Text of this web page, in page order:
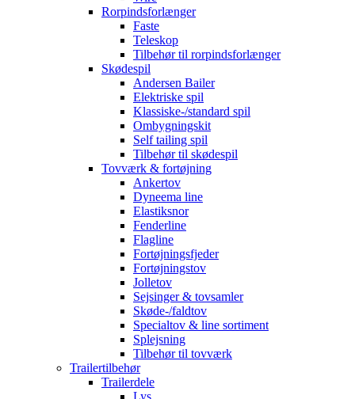
Rorpindsforlænger
Faste
Teleskop
Tilbehør til rorpindsforlænger
Skødespil
Andersen Bailer
Elektriske spil
Klassiske-/standard spil
Ombygningskit
Self tailing spil
Tilbehør til skødespil
Tovværk & fortøjning
Ankertov
Dyneema line
Elastiksnor
Fenderline
Flagline
Fortøjningsfjeder
Fortøjningstov
Jolletov
Sejsinger & tovsamler
Skøde-/faldtov
Specialtov & line sortiment
Splejsning
Tilbehør til tovværk
Trailertilbehør
Trailerdele